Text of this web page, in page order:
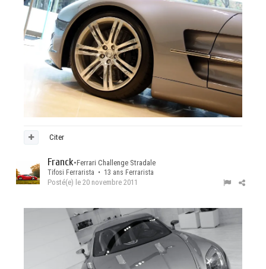
Citer
Franck•Ferrari Challenge Stradale
Tifosi Ferrarista • 13 ans Ferrarista
Posté(e) le 20 novembre 2011